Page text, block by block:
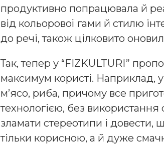
продуктивно попрацювала й
від кольорової гами й стилю
до речі, також цілковито
Так, тепер у “FIZKULTURІ”
максимум користі. Наприклад,
м’ясо, риба, причому все
технологією, без використання
зламати стереотипи і
тільки корисною, а й дуже